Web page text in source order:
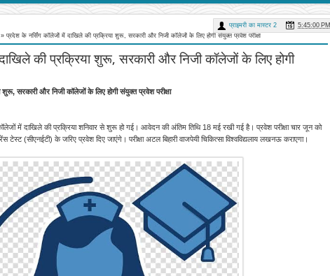
» प्रदेश के नर्सिंग कॉलेजों में दाखिले की प्रक्रिया शुरू, सरकारी और निजी कॉलेजों के लिए होगी संयुक्त प्रवेश परीक्षा
की प्रक्रिया शुरू, सरकारी और निजी कॉलेजों के लिए होगी
प्राइमरी का मास्टर 2 5:45:00 PM
सरकारी और निजी कॉलेजों के लिए होगी संयुक्त प्रवेश परीक्षा
में दाखिले की प्रक्रिया शनिवार से शुरू हो गई। आवेदन की अंतिम तिथि 18 मई रखी गई है। प्रवेश परीक्षा चार जून को
टेस्ट (सीएनईटी) के जरिए प्रवेश दिए जाएंगे। परीक्षा अटल बिहारी वाजपेयी चिकित्सा विश्वविद्यलाय लखनऊ कराएगा।